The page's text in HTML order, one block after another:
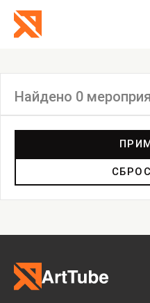
Найдено 0
Дискуссия
Пост-релиз
Пресс-